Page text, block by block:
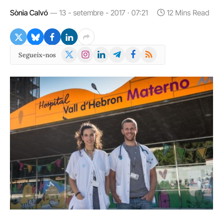
Sònia Calvó 13 - setembre - 2017 · 07:21 12 Mins Read
Segueix-nos
X
Instagram
LinkedInTelegramFacebook
RSS